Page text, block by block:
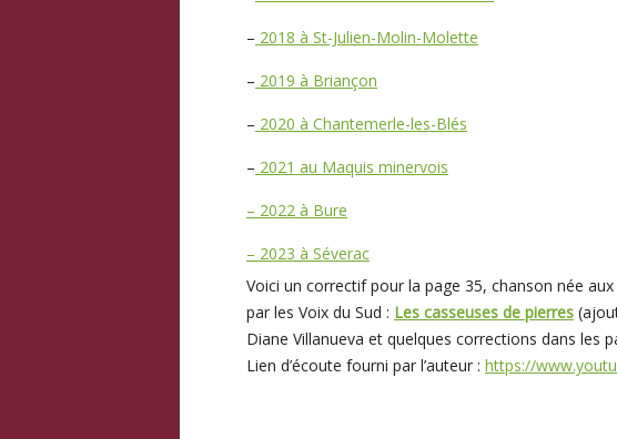
– 2018 à St-Julien-Molin-Molette
– 2019 à Briançon
– 2020 à Chantemerle-les-Blés
– 2021 au Maquis minervois
– 2022 à Bure
– 2023 à Séverac
Voici un correctif pour la page 35, chanson née
par les Voix du Sud : Les casseuses de pierres
Diane Villanueva et quelques corrections dans les
Lien d’écoute fourni par l’auteur : https://